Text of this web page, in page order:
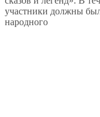
участники должны
народного